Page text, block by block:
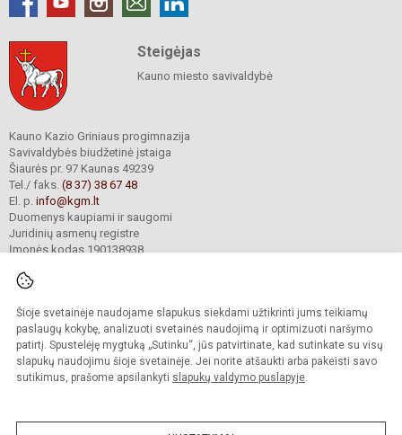
Šioje svetainėje naudojame slapukus siekdami užtikrinti jums teikiamų
paslaugų kokybę, analizuoti svetainės naudojimą ir optimizuoti naršymo
patirtį. Spustelėję mygtuką „Sutinku“, jūs patvirtinate, kad sutinkate su visų
slapukų naudojimu šioje svetainėje. Jei norite atšaukti arba pakeisti savo
sutikimus, prašome apsilankyti slapukų valdymo puslapyje.
Steigėjas
Kauno miesto savivaldybė
Kauno Kazio Griniaus progimnazija
Savivaldybės biudžetinė įstaiga
Šiaurės pr. 97 Kaunas 49239
Tel./ faks. (8 37) 38 67 48
El. p. info@kgm.lt
Duomenys kaupiami ir saugomi
Juridinių asmenų registre
Įmonės kodas 190138938
© 2024. Kauno Kazio Griniaus progimnazija. Visos teisės saugomos.
Kopijuoti turinį be raštiško progimnazijos sutikimo griežtai draudžiama.
Prieinamumo paraiška Slapukų valdymas
Sumanus būdas atnaujinti